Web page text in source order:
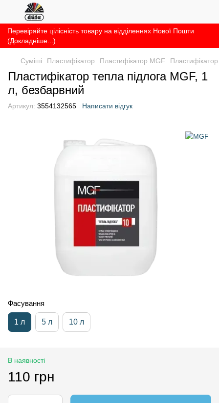
Перевіряйте цілісність товару на відділеннях Нової Пошти
(Докладніше...)
Суміші Пластифікатор Пластифікатор MGF
Пластифікатор тепла підлога MGF, 1
л, безбарвний
Артикул: 3554132565 Написати відгук
Фасування
1 л 5 л 10 л
В наявності
110 грн